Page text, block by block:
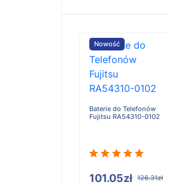
Nowość
Baterie do Telefonów
Fujitsu RA54310-0102
101.05zł 126.31zł